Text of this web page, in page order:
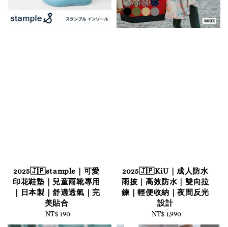
2025🇯🇵stample｜可愛
印花鞋墊｜兒童雨靴專用
｜日本製｜舒適透氣｜完
美貼合
Regular
price
NT$ 190
2025🇯🇵KiU｜成人防水
雨披｜高效防水｜雙向拉
鍊｜輕便收納｜夜間反光
設計
Regular
price
NT$ 1,990